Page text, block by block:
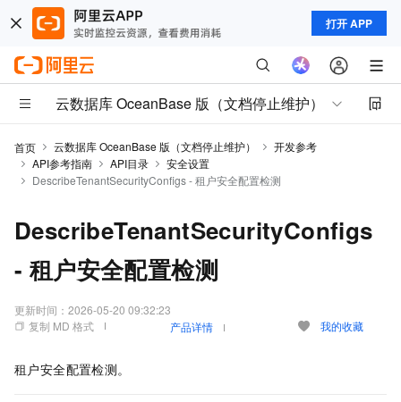
打开 APP
云数据库 OceanBase 版（文档停止维护）
首页 云数据库 OceanBase 版（文档停止维护）
开发参考
API参考指南
API目录
安全设置
DescribeTenantSecurityConfigs - 租户安全配置检测
DescribeTenantSecurityConfigs
- 租户安全配置检测
更新时间： 2026-05-20 09:32:23
复制 MD 格式
产品详情 我的收藏
租户安全配置检测。